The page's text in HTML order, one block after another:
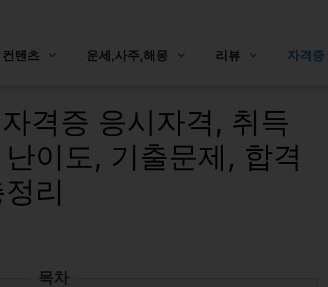
텐츠 운세,사주,해몽 리뷰 자격증
격증 응시자격, 취득
이도, 기출문제, 합격
리
목차